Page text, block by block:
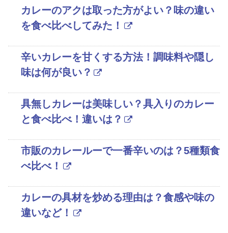
カレーのアクは取った方がよい？味の違い
を食べ比べしてみた！
辛いカレーを甘くする方法！調味料や隠し
味は何が良い？
具無しカレーは美味しい？具入りのカレー
と食べ比べ！違いは？
市販のカレールーで一番辛いのは？5種類食
べ比べ！
カレーの具材を炒める理由は？食感や味の
違いなど！